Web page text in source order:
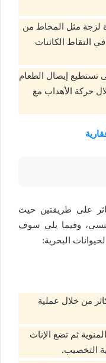
لزجة مثل المخاط من
التقاط الكائنات
تستطيع إيصال الطعام
حركة الأهداب مع
على طريقتين حيث
وفيما يلي سوف
البحرية:
من خلال عملية
ثم تضع الإناث
التخصيب.